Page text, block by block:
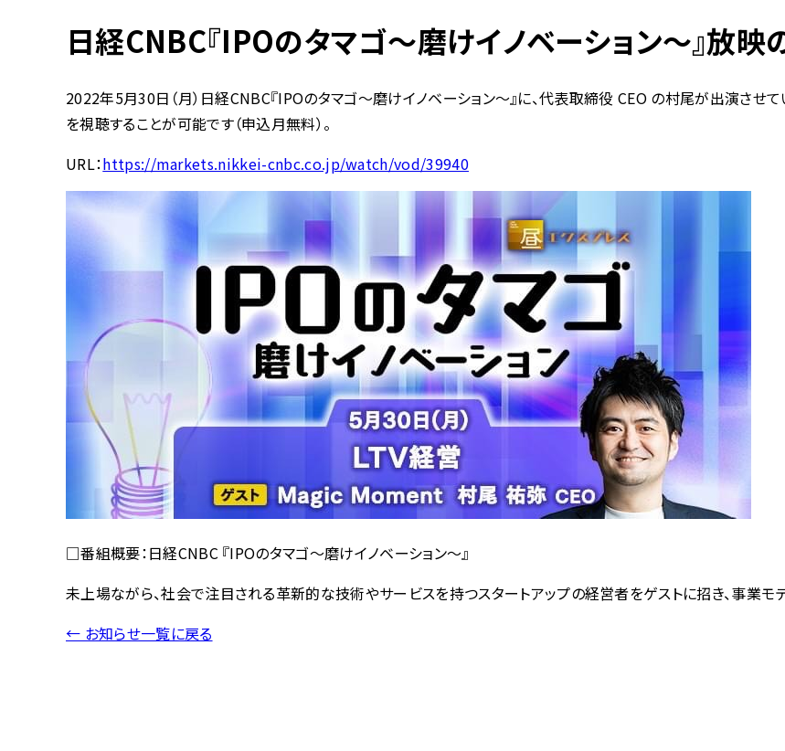
日経CNBC『IPOのタマゴ〜磨けイノベーション〜』放映
2022年5月30日（月）日経CNBC『IPOのタマゴ〜磨けイノベーション〜』に、代表取締役 CEO の村尾が出演させ
を視聴することが可能です（申込月無料）。
URL：https://markets.nikkei-cnbc.co.jp/watch/vod/39940
□番組概要：日経CNBC 『IPOのタマゴ〜磨けイノベーション〜』
未上場ながら、社会で注目される革新的な技術やサービスを持つスタートアップの経営者をゲストに招き、事業
← お知らせ一覧に戻る